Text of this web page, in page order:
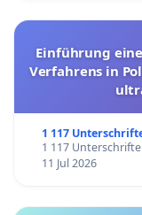
Einführung
Verfahrens in
1 117
1 117
11 Jul 2026